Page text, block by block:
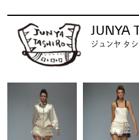
JUNYA
ジュンヤ タシ